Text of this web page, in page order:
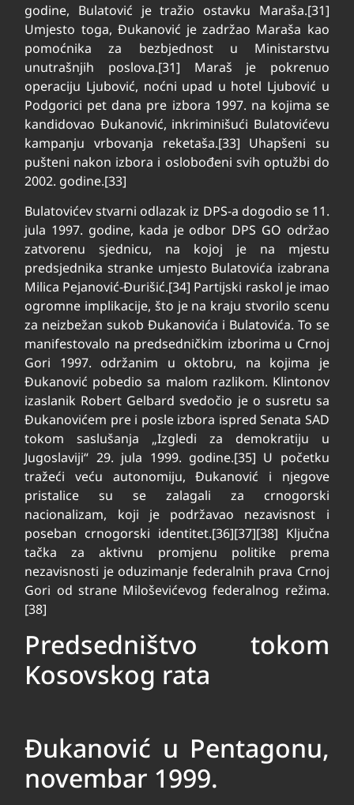
godine, Bulatović je tražio ostavku Maraša.[31]
Umjesto toga, Đukanović je zadržao Maraša kao
pomoćnika za bezbjednost u Ministarstvu
unutrašnjih poslova.[31] Maraš je pokrenuo
operaciju Ljubović, noćni upad u hotel Ljubović u
Podgorici pet dana pre izbora 1997. na kojima se
kandidovao Đukanović, inkriminišući Bulatovićevu
kampanju vrbovanja reketaša.[33] Uhapšeni su
pušteni nakon izbora i oslobođeni svih optužbi do
2002. godine.[33]
Bulatovićev stvarni odlazak iz DPS-a dogodio se 11.
jula 1997. godine, kada je odbor DPS GO održao
zatvorenu sjednicu, na kojoj je na mjestu
predsjednika stranke umjesto Bulatovića izabrana
Milica Pejanović-Đurišić.[34] Partijski raskol je imao
ogromne implikacije, što je na kraju stvorilo scenu
za neizbežan sukob Đukanovića i Bulatovića. To se
manifestovalo na predsedničkim izborima u Crnoj
Gori 1997. održanim u oktobru, na kojima je
Đukanović pobedio sa malom razlikom. Klintonov
izaslanik Robert Gelbard svedočio je o susretu sa
Đukanovićem pre i posle izbora ispred Senata SAD
tokom saslušanja „Izgledi za demokratiju u
Jugoslaviji“ 29. jula 1999. godine.[35] U početku
tražeći veću autonomiju, Đukanović i njegove
pristalice su se zalagali za crnogorski
nacionalizam, koji je podržavao nezavisnost i
poseban crnogorski identitet.[36][37][38] Ključna
tačka za aktivnu promjenu politike prema
nezavisnosti je oduzimanje federalnih prava Crnoj
Gori od strane Miloševićevog federalnog režima.
[38]
Predsedništvo tokom
Kosovskog rata
Đukanović u Pentagonu,
novembar 1999.